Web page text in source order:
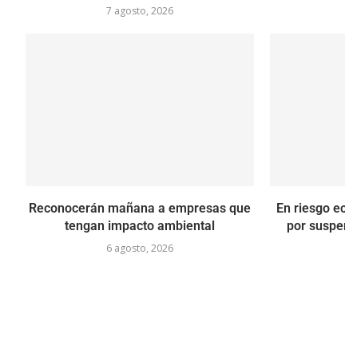
7 agosto, 2026
Reconocerán mañana a empresas que
tengan impacto ambiental
6 agosto, 2026
En riesgo
por